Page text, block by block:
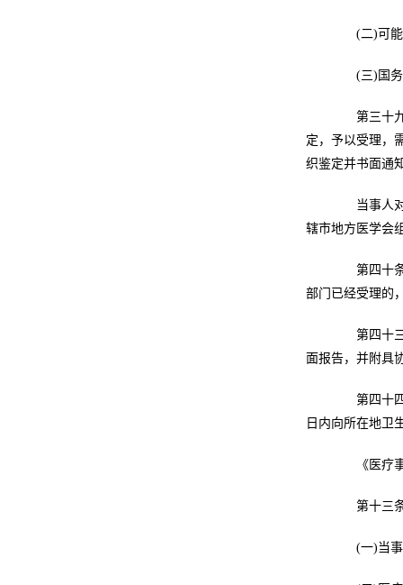
(二)可能
(三)国务院
第三十九
定，予以受理，
织鉴定并书面通
当事人对
辖市地方医学会
第四十条
部门已经受理的
第四十三
面报告，并附具
第四十四
日内向所在地卫
《医疗事
第十三条
(一)当事